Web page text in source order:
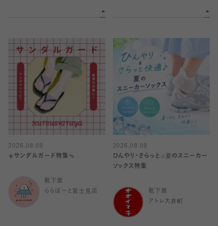
2026.08.08
☀️サンダルガード特集🩴
靴下屋
ららぽーと富士見店
2026.08.08
ひんやり・さらっと♫夏のスニーカー
ソックス特集
靴下屋
アトレ大井町